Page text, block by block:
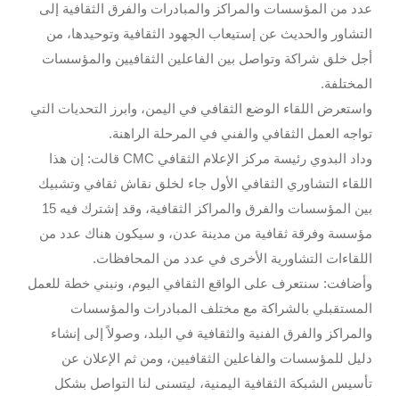
عدد من المؤسسات والمراكز والمبادرات والفرق الثقافية إلى
التشاور والحديث عن إستيعاب الجهود الثقافية وتوحيدها، من
أجل خلق شراكة وتواصل بين الفاعلين الثقافيين والمؤسسات
المختلفة.
واستعرض اللقاء الوضع الثقافي في اليمن، وابرز التحديات التي
تواجه العمل الثقافي والفني في المرحلة الراهنة.
وداد البدوي رئيسة مركز الإعلام الثقافي CMC قالت: إن هذا
اللقاء التشاوري الثقافي الأول جاء لخلق نقاش ثقافي وتشبيك
بين المؤسسات والفرق والمراكز الثقافية، وقد إشترك فيه 15
مؤسسة وفرقة ثقافية من مدينة عدن، و سيكون هناك عدد من
اللقاءات التشاورية الأخرى في عدد من المحافظات.
وأضافت: سنتعرف على الواقع الثقافي اليوم، ونبني خطة للعمل
المستقبلي بالشراكة مع مختلف المبادرات والمؤسسات
والمراكز والفرق الفنية والثقافية في البلد، وصولاً إلى إنشاء
دليل للمؤسسات والفاعلين الثقافيين، ومن ثم الإعلان عن
تأسيس الشبكة الثقافية اليمنية، ليتسنى لنا التواصل بشكل